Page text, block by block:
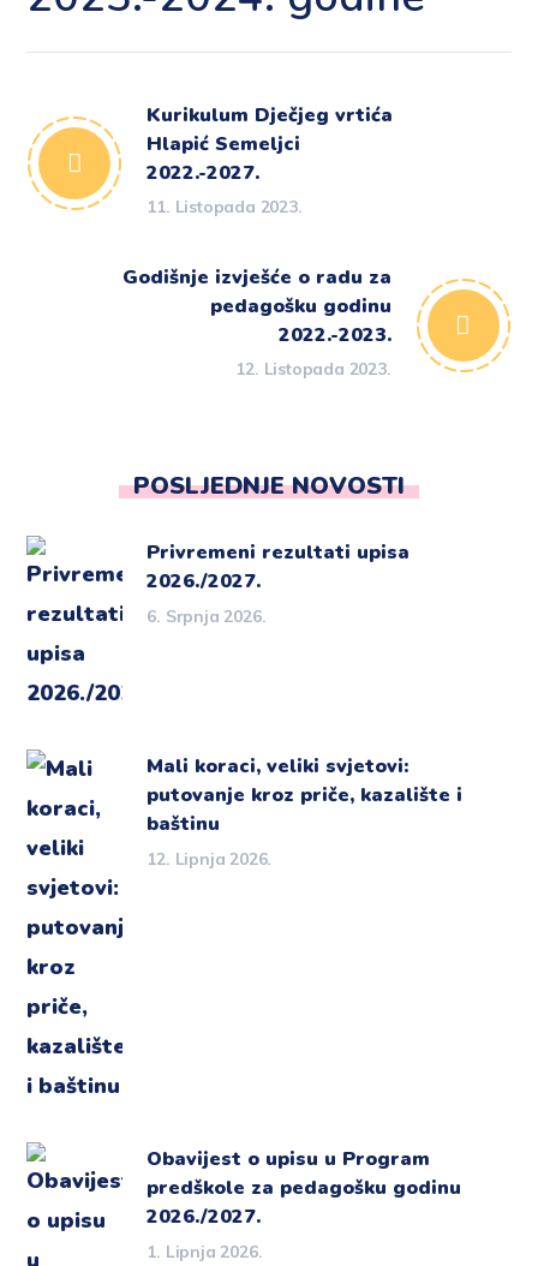
Kurikulum Dječjeg vrtića
Hlapić Semeljci
2022.-2027.
11. Listopada 2023.
Godišnje izvješće o radu za
pedagošku godinu
2022.-2023.
12. Listopada 2023.
POSLJEDNJE NOVOSTI
Privremeni rezultati upisa
2026./2027.
6. Srpnja 2026.
Mali koraci, veliki svjetovi:
putovanje kroz priče, kazalište i
baštinu
12. Lipnja 2026.
Obavijest o upisu u Program
predškole za pedagošku godinu
2026./2027.
1. Lipnja 2026.